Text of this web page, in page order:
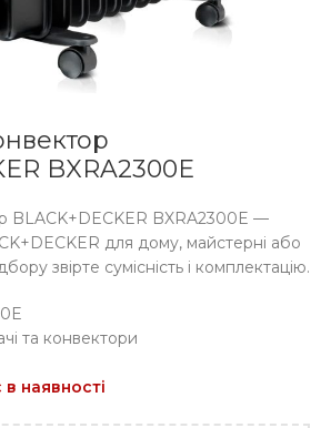
BXRA2300E
BLACK+DECKER BXRA2300E —
для дому, майстерні або
звірте сумісність і комплектацію.
та конвектори
наявності